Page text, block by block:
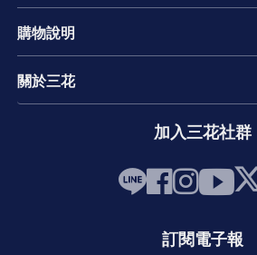
購物說明
關於三花
加入三花社群
訂閱電子報